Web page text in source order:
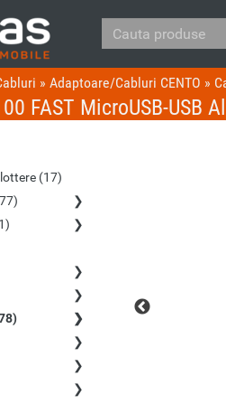
» Adaptoare/Cabluri CENTO »
FAST MicroUSB-USB
(17)